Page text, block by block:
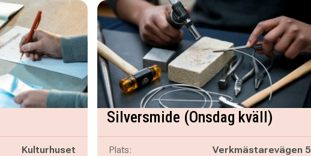
Kulturhuset
Silversmide (Onsdag kväll)
Plats:
Verkmästarevägen 5